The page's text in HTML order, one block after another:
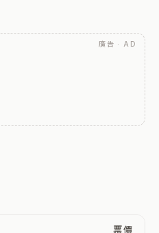
廣告 · AD
票價